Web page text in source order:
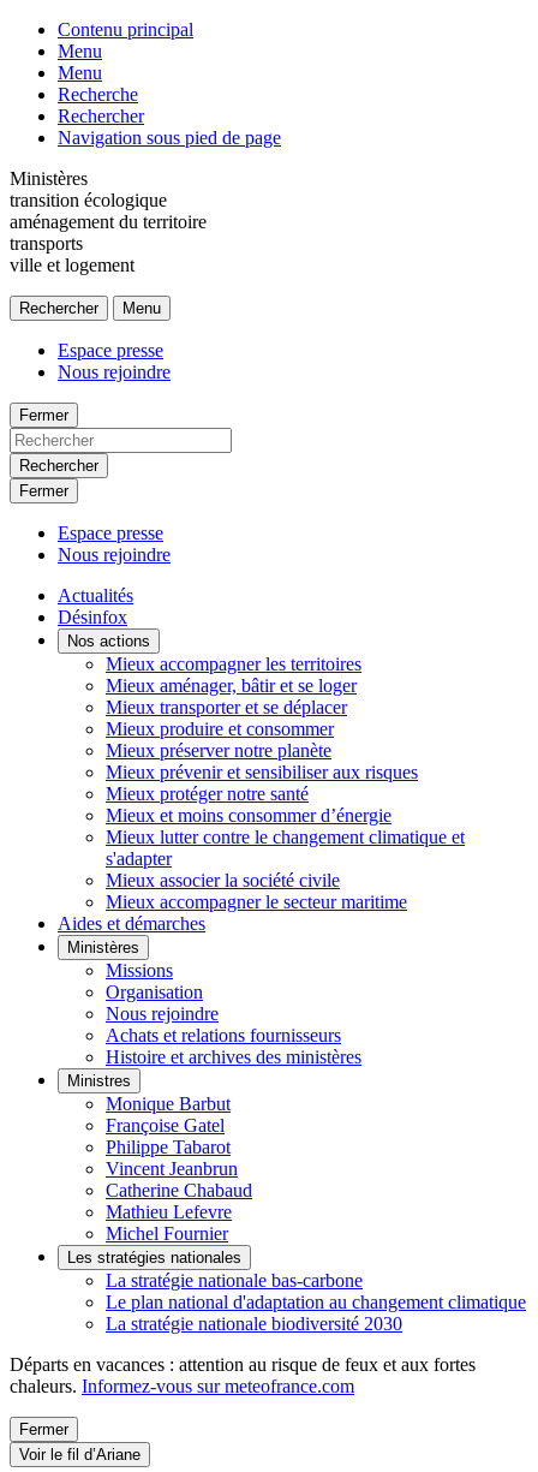
Contenu principal
Menu
Menu
Recherche
Rechercher
Navigation sous pied de page
Ministères
transition écologique
aménagement du territoire
transports
ville et logement
Rechercher Menu
Espace presse
Nous rejoindre
Fermer
Rechercher
Fermer
Espace presse
Nous rejoindre
Actualités
Désinfox
Nos actions
Mieux accompagner les territoires
Mieux aménager, bâtir et se loger
Mieux transporter et se déplacer
Mieux produire et consommer
Mieux préserver notre planète
Mieux prévenir et sensibiliser aux risques
Mieux protéger notre santé
Mieux et moins consommer d’énergie
Mieux lutter contre le changement climatique et
s'adapter
Mieux associer la société civile
Mieux accompagner le secteur maritime
Aides et démarches
Ministères
Missions
Organisation
Nous rejoindre
Achats et relations fournisseurs
Histoire et archives des ministères
Ministres
Monique Barbut
Françoise Gatel
Philippe Tabarot
Vincent Jeanbrun
Catherine Chabaud
Mathieu Lefevre
Michel Fournier
Les stratégies nationales
La stratégie nationale bas-carbone
Le plan national d'adaptation au changement climatique
La stratégie nationale biodiversité 2030
Départs en vacances : attention au risque de feux et aux fortes
chaleurs. Informez-vous sur meteofrance.com
Fermer
Voir le fil d’Ariane